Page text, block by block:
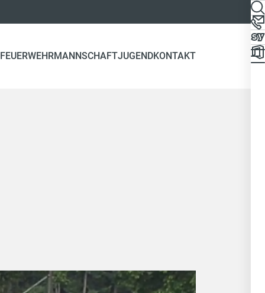
FEUERWEHRMANNSCHAFTJUGENDKONTAKT